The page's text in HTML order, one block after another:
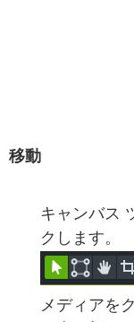
移動
キャンバス
クします。
メディアを